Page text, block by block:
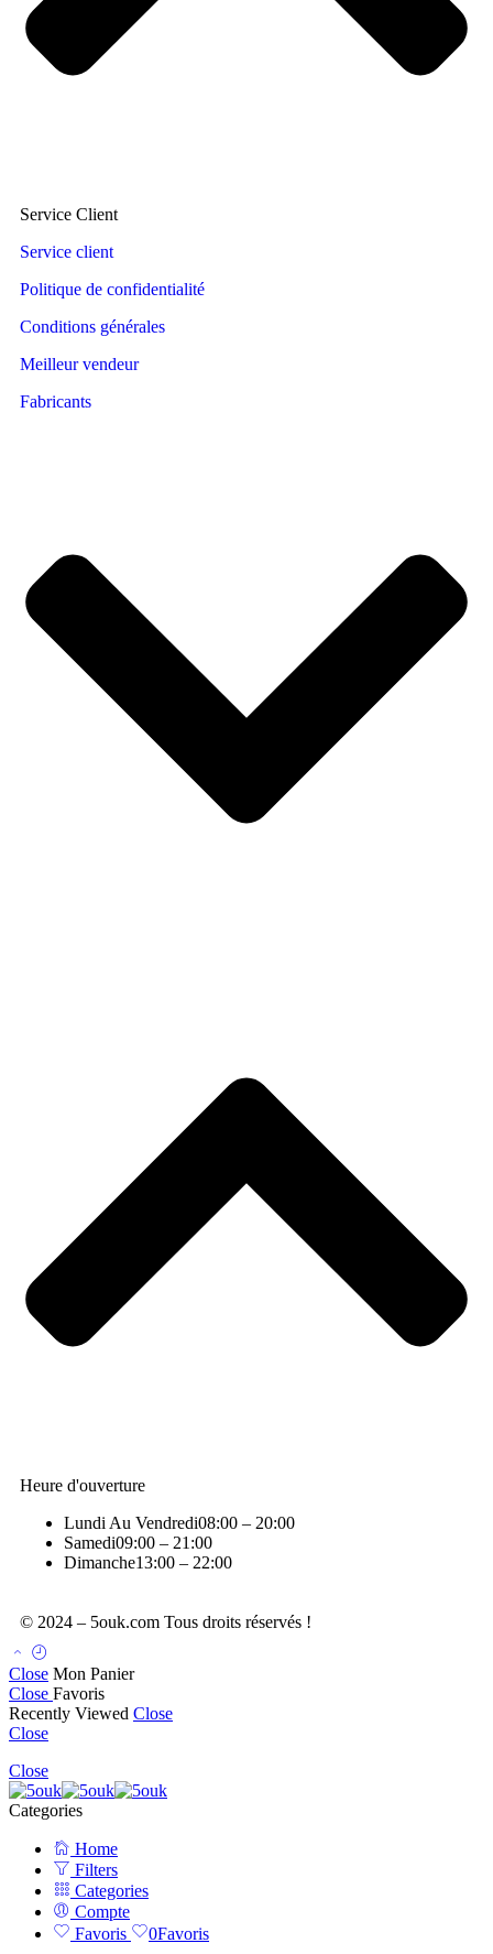
Service Client
Service client
Politique de confidentialité
Conditions générales
Meilleur vendeur
Fabricants
Heure d'ouverture
Lundi Au Vendredi08:00 – 20:00
Samedi09:00 – 21:00
Dimanche13:00 – 22:00
© 2024 – 5ouk.com Tous droits réservés !
Close Mon Panier
Close Favoris
Recently Viewed Close
Close
Close
Categories
Home
Filters
Categories
Compte
Favoris
0Favoris